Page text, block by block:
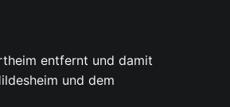
entfernt und damit
und dem